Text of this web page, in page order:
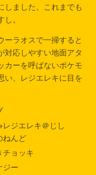
しました。これまでも
。
ーラオスで一掃すると
対応しやすい地面アタ
カーを呼ばないポケモ
い、レジエレキに目を
ジエレキ＠じし
ねんど
チョッキ
ジー